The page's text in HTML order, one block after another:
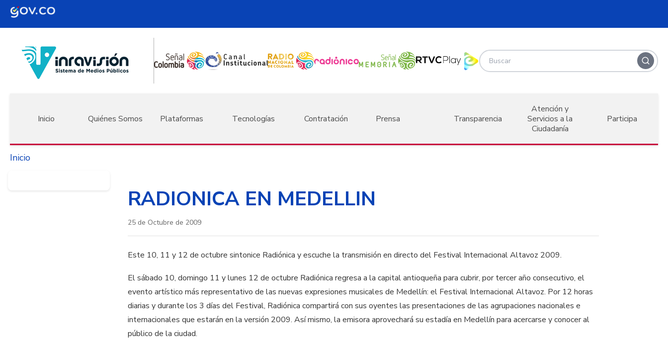
Pasar al contenido principal
Inicio Quiénes Somos Plataformas Tecnologías Contratación Prensa Transparencia
Atención y
Servicios a la
Ciudadanía
Participa
Inicio
RADIONICA EN MEDELLIN
25 de Octubre de 2009
Este 10, 11 y 12 de octubre sintonice Radiónica y escuche la transmisión en directo del Festival Internacional Altavoz 2009.
El sábado 10, domingo 11 y lunes 12 de octubre Radiónica regresa a la capital antioqueña para cubrir, por tercer año consecutivo, el
evento artístico más representativo de las nuevas expresiones musicales de Medellín: el Festival Internacional Altavoz. Por 12 horas
diarias y durante los 3 días del Festival, Radiónica compartirá con sus oyentes las presentaciones de las agrupaciones nacionales e
internacionales que estarán en la versión 2009. Así mismo, la emisora aprovechará su estadía en Medellín para acercarse y conocer al
público de la ciudad.